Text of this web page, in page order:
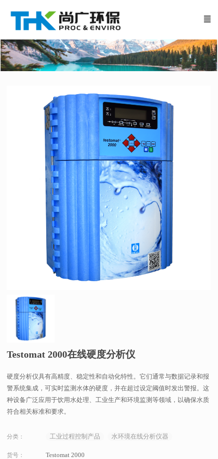
Testomat 2000在线硬度分析仪
硬度分析仪具有高精度、稳定性和自动化特性。它们通常与数据记录和报
警系统集成，可实时监测水体的硬度，并在超过设定阈值时发出警报。这
种设备广泛应用于饮用水处理、工业生产和环境监测等领域，以确保水质
符合相关标准和要求。
分类： 工业过程控制产品 水环境在线分析仪器
货号： Testomat 2000